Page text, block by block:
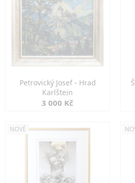
Petrovický Josef - Hrad
Karlštejn
3 000 Kč
NOVÉ